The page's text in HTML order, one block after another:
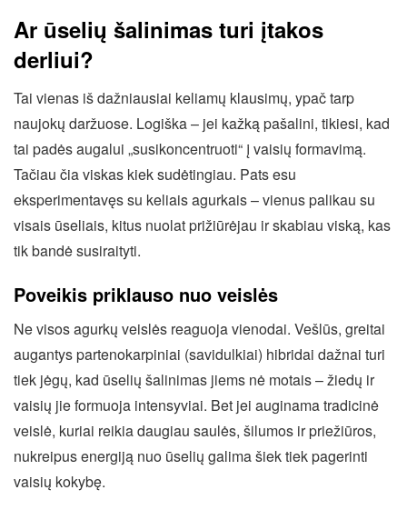
Ar ūselių šalinimas turi įtakos
derliui?
Tai vienas iš dažniausiai keliamų klausimų, ypač tarp
naujokų daržuose. Logiška – jei kažką pašalini, tikiesi, kad
tai padės augalui „susikoncentruoti“ į vaisių formavimą.
Tačiau čia viskas kiek sudėtingiau. Pats esu
eksperimentavęs su keliais agurkais – vienus palikau su
visais ūseliais, kitus nuolat prižiūrėjau ir skabiau viską, kas
tik bandė susiraityti.
Poveikis priklauso nuo veislės
Ne visos agurkų veislės reaguoja vienodai. Vešlūs, greitai
augantys partenokarpiniai (savidulkiai) hibridai dažnai turi
tiek jėgų, kad ūselių šalinimas jiems nė motais – žiedų ir
vaisių jie formuoja intensyviai. Bet jei auginama tradicinė
veislė, kuriai reikia daugiau saulės, šilumos ir priežiūros,
nukreipus energiją nuo ūselių galima šiek tiek pagerinti
vaisių kokybę.